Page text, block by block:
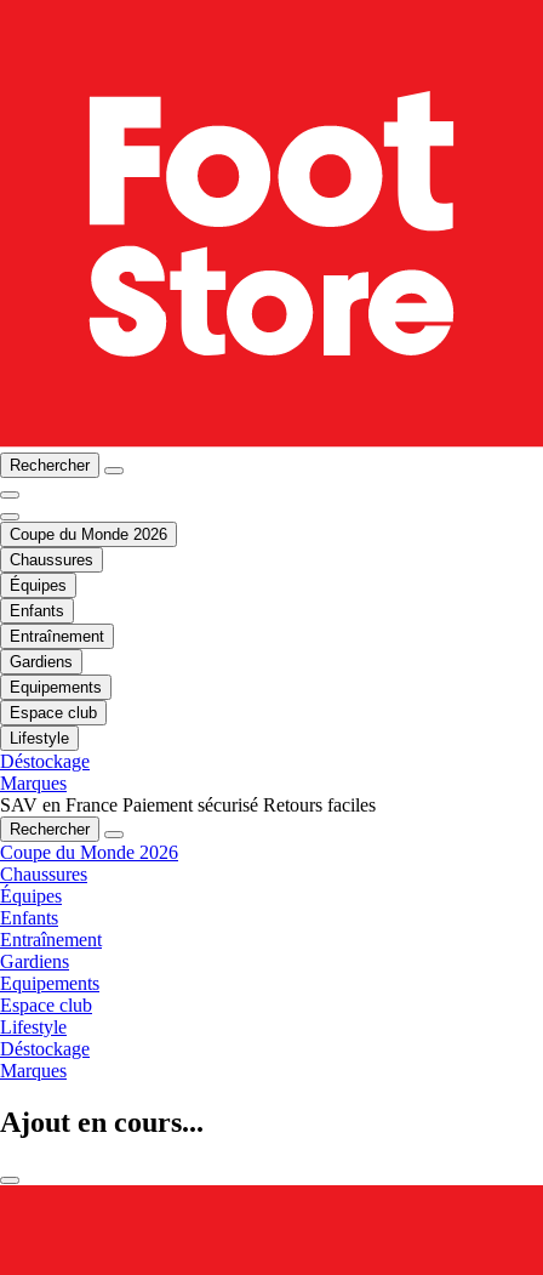
Rechercher
Coupe du Monde 2026
Chaussures
Équipes
Enfants
Entraînement
Gardiens
Equipements
Espace club
Lifestyle
Déstockage
Marques
SAV en France Paiement sécurisé Retours faciles
Rechercher
Coupe du Monde 2026
Chaussures
Équipes
Enfants
Entraînement
Gardiens
Equipements
Espace club
Lifestyle
Déstockage
Marques
Ajout en cours...